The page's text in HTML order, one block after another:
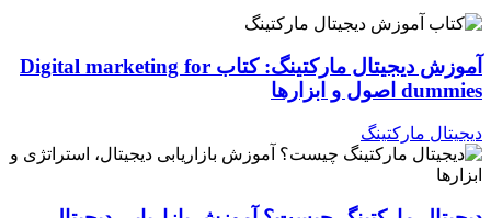
آموزش دیجیتال مارکتینگ: کتاب Digital marketing for
dummies اصول و ابزارها
دیجیتال مارکتینگ